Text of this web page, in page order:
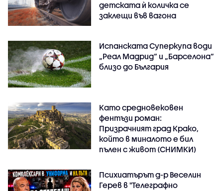
детската ѝ количка се
заклещи във вагона
Испанската Суперкупа води
„Реал Мадрид“ и „Барселона“
близо до България
Като средновековен
фентъзи роман:
Призрачният град Крако,
който в миналото е бил
пълен с живот (СНИМКИ)
Психиатърът д-р Веселин
Герев в "Телеграфно